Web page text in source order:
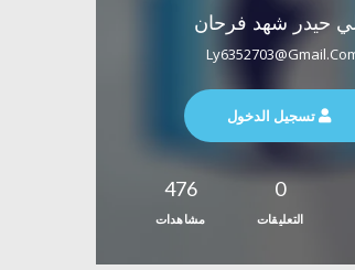
حيدر شهد فرحان
تسجيل الدخول
0
التعليقات
476
مشاهدات